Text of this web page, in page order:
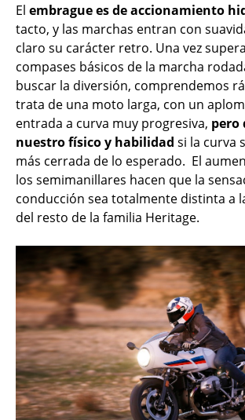
El embrague es de accionamiento
tacto, y las marchas entran con
claro su carácter retro. Una vez
compases básicos de la marcha
buscar la diversión, comprendemos
trata de una moto larga, con un
entrada a curva muy progresiva, pero
nuestro físico y habilidad si la curva
más cerrada de lo esperado. El
los semimanillares hacen que la
conducción sea totalmente distinta a
del resto de la familia Heritage.